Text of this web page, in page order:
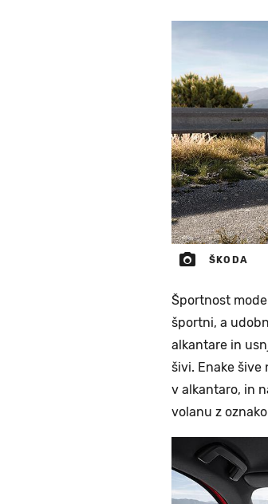
ŠKODA
Športnost
športni, a
alkantare in
šivi. Enake
v alkantaro, in
volanu z